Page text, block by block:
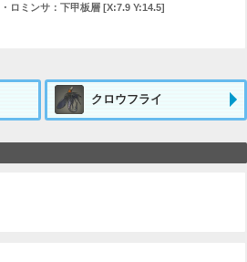
ロミンサ：下甲板層 [X:7.9 Y:14.5]
クロウフライ